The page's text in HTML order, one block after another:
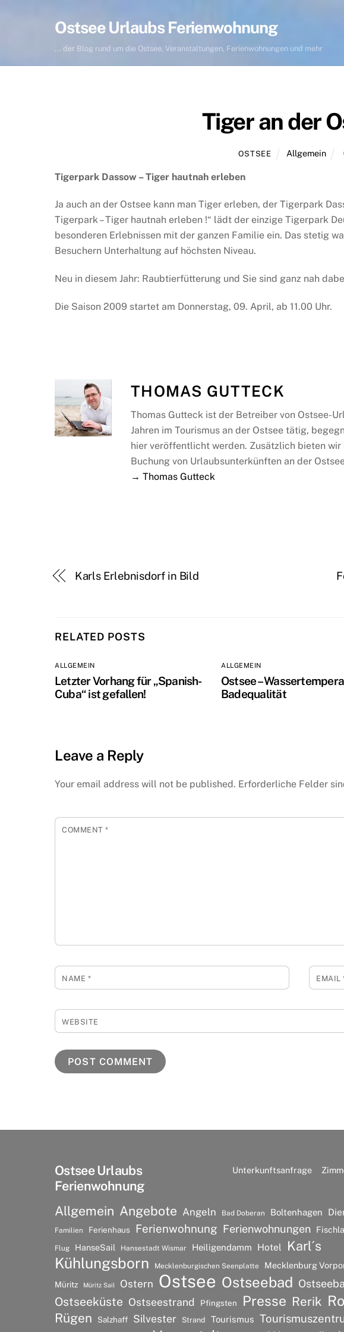
Ostsee Urlaubs Ferienwohnung
... der Blog rund um die Ostsee, Veranstaltungen, Ferienwohnungen und mehr
Tiger an der
OSTSEE Allgemein
Tigerpark Dassow – Tiger hautnah erleben
Ja auch an der Ostsee kann man Tiger erleben, der Tigerpark
Tigerpark – Tiger hautnah erleben !“ lädt der einzige Tigerpark
besonderen Erlebnissen mit der ganzen Familie ein. Das stetig
Besuchern Unterhaltung auf höchsten Niveau.
Neu in diesem Jahr: Raubtierfütterung und Sie sind ganz nah
Die Saison 2009 startet am Donnerstag, 09. April, ab 11.00 Uhr.
THOMAS GUTTECK
Thomas Gutteck ist der Betreiber von Ostsee-
Jahren im Tourismus an der Ostsee tätig,
hier veröffentlicht werden. Zusätzlich bieten
Buchung von Urlaubsunterkünften an der
→ Thomas Gutteck
Karls Erlebnisdorf in Bild
RELATED POSTS
ALLGEMEIN
Letzter Vorhang für „Spanish-
Cuba“ ist gefallen!
ALLGEMEIN
Ostsee –
Badequalität
Leave a Reply
Your email address will not be published. Erforderliche Felder
COMMENT*
NAME * EMAIL
WEBSITE
Ostsee Urlaubs
Ferienwohnung
Unterkunftsanfrage
Allgemein Angebote Angeln Bad Doberan Boltenhagen
Familien Ferienhaus Ferienwohnung Ferienwohnungen
Flug HanseSail Hansestadt Wismar Heiligendamm Hotel Karl´s
Kühlungsborn Mecklenburgischen Seenplatte Mecklenburg
Müritz Müritz Sail Ostern Ostsee Ostseebad
Ostseeküste Ostseestrand Pfingsten Presse Rerik
Rügen Salzhaff Silvester Strand Tourismus